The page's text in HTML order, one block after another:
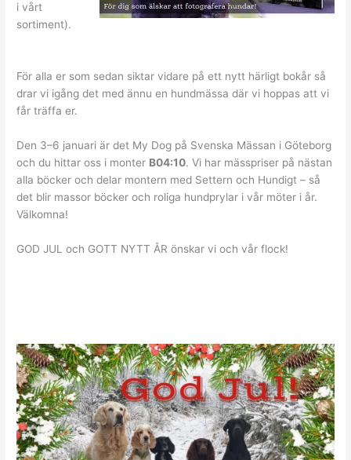
i vårt
sortiment).
För alla er som sedan siktar vidare på ett nytt härligt bokår så
drar vi igång det med ännu en hundmässa där vi hoppas att vi
får träffa er.
Den 3–6 januari är det My Dog på Svenska Mässan i Göteborg
och du hittar oss i monter B04:10. Vi har mässpriser på nästan
alla böcker och delar montern med Settern och Hundigt – så
det blir massor böcker och roliga hundprylar i vår möter i år.
Välkomna!
GOD JUL och GOTT NYTT ÅR önskar vi och vår flock!